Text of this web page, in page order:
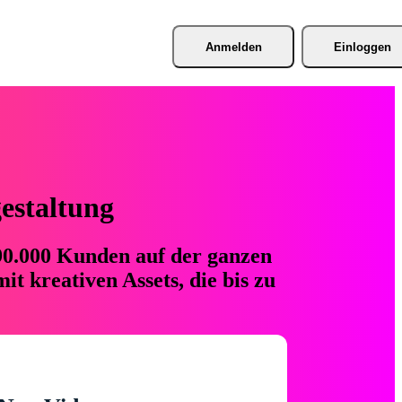
Anmelden Einloggen
Kunden auf der ganzen
kreativen Assets, die bis zu